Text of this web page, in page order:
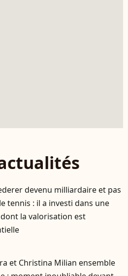
devenu milliardaire et pas
tennis : il a investi dans une
la valorisation est
et Christina Milian ensemble